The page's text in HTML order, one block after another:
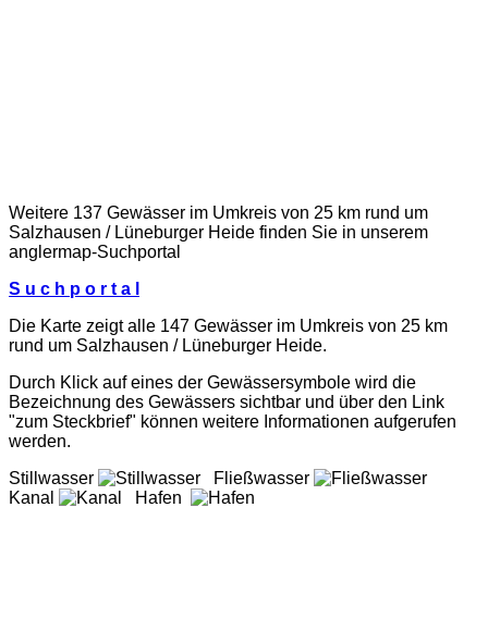
Weitere 137 Gewässer im Umkreis von 25 km rund um
Salzhausen / Lüneburger Heide finden Sie in unserem
anglermap-Suchportal
S u c h p o r t a l
Die Karte zeigt alle 147 Gewässer im Umkreis von 25 km
rund um Salzhausen / Lüneburger Heide.
Durch Klick auf eines der Gewässersymbole wird die
Bezeichnung des Gewässers sichtbar und über den Link
"zum Steckbrief" können weitere Informationen aufgerufen
werden.
Stillwasser
Fließwasser
Kanal
Hafen